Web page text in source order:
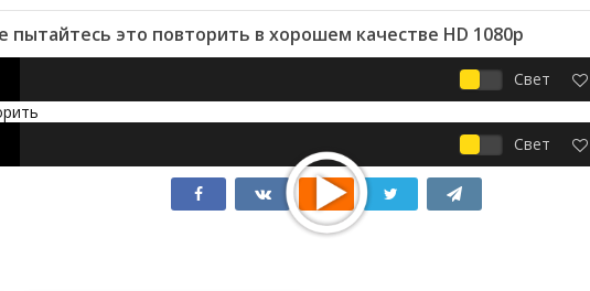
пытайтесь это повторить в хорошем качестве HD 1080p
Свет
Свет